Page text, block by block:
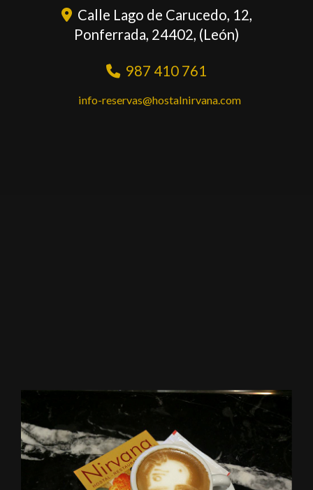
Calle Lago de Carucedo, 12,
Ponferrada, 24402, (León)
987 410 761
info-reservas hostalnirvana.com